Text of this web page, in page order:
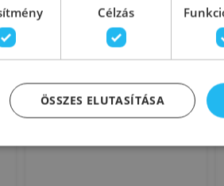
Kosárba
Célzás
ÖSSZES ELUTASÍTÁSA